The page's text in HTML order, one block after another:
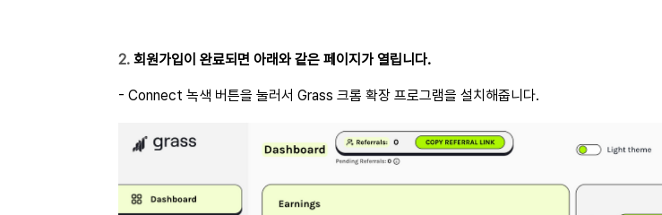
2. 회원가입이 완료되면 아래와 같은 페이지가 열립니다.
- Connect 녹색 버튼을 눌러서 Grass 크롬 확장 프로그램을 설치해줍니다.